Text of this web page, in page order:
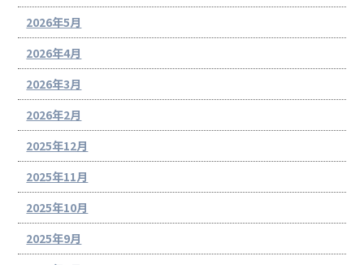
2026年5月
2026年4月
2026年3月
2026年2月
2025年12月
2025年11月
2025年10月
2025年9月